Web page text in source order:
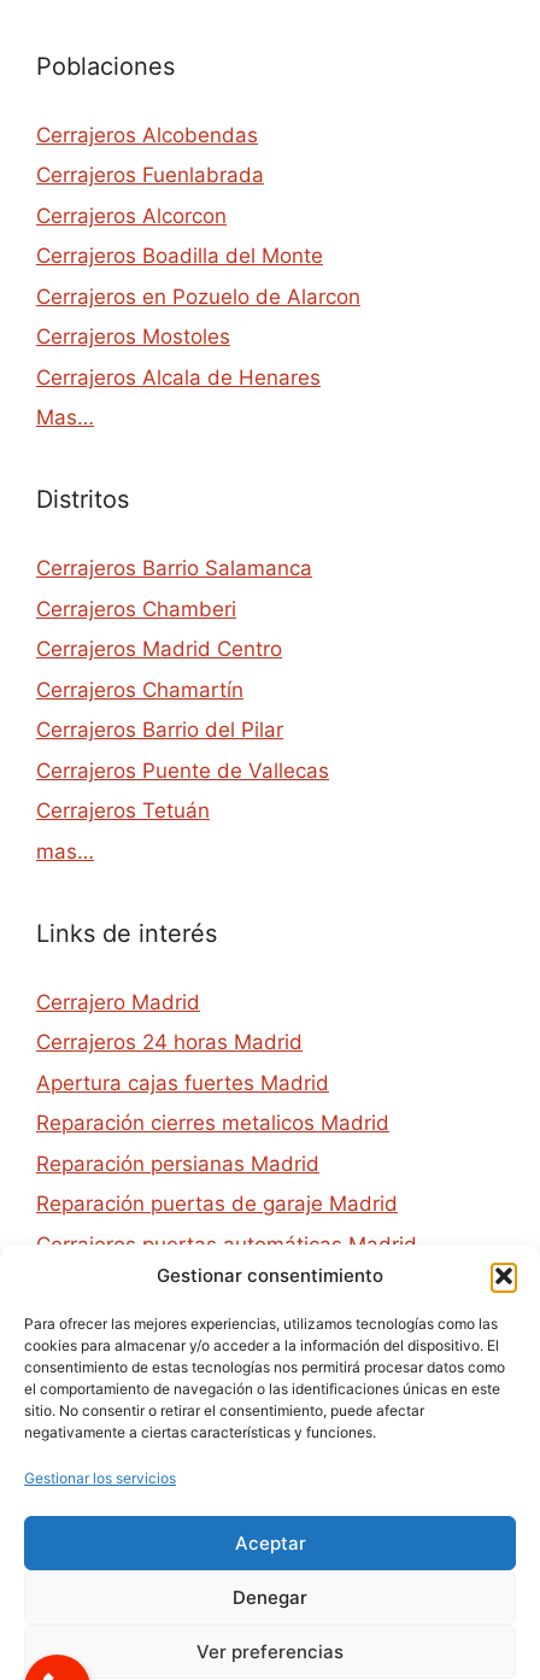
Gestionar consentimiento
Para ofrecer las mejores experiencias, utilizamos tecnologías como las
cookies para almacenar y/o acceder a la información del dispositivo. El
consentimiento de estas tecnologías nos permitirá procesar datos como
el comportamiento de navegación o las identificaciones únicas en este
sitio. No consentir o retirar el consentimiento, puede afectar
negativamente a ciertas características y funciones.
Gestionar los servicios
Aceptar
Denegar
Ver preferencias
Poblaciones
Cerrajeros Alcobendas
Cerrajeros Fuenlabrada
Cerrajeros Alcorcon
Cerrajeros Boadilla del Monte
Cerrajeros en Pozuelo de Alarcon
Cerrajeros Mostoles
Cerrajeros Alcala de Henares
Mas…
Distritos
Cerrajeros Barrio Salamanca
Cerrajeros Chamberi
Cerrajeros Madrid Centro
Cerrajeros Chamartín
Cerrajeros Barrio del Pilar
Cerrajeros Puente de Vallecas
Cerrajeros Tetuán
mas…
Links de interés
Cerrajero Madrid
Cerrajeros 24 horas Madrid
Apertura cajas fuertes Madrid
Reparación cierres metalicos Madrid
Reparación persianas Madrid
Reparación puertas de garaje Madrid
Cerrajeros puertas automáticas Madrid
Apertura de puertas en Madrid
Cambio de cerraduras en Madrid
Contacto
Jose Inzenga 1 Madrid
info@cerrajeros-profesionales.es
Política de Privacidad